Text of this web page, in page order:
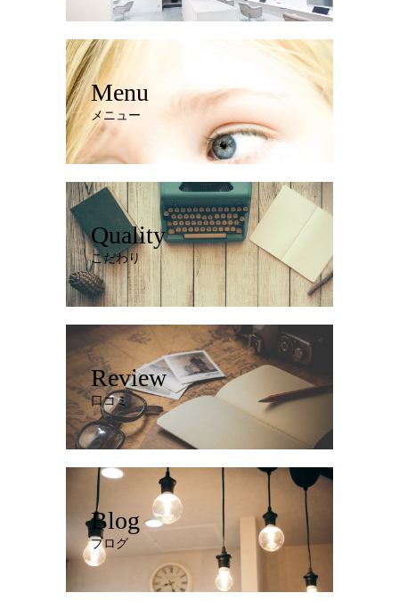
Menu
メニュー
Quality
こだわり
Review
口コミ
Blog
ブログ